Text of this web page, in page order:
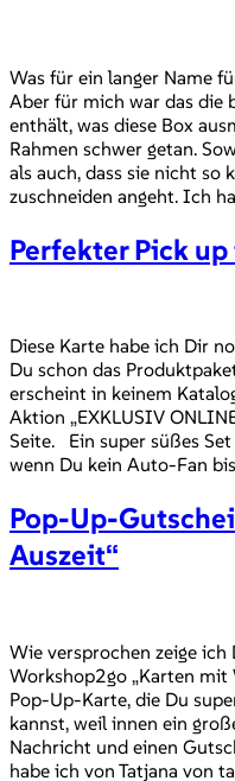
Was für ein langer Name
Aber für mich war das die
enthält, was diese Box
Rahmen schwer getan.
als auch, dass sie nicht so
zuschneiden angeht. Ich
Perfekter Pick up
Diese Karte habe ich Dir
Du schon das
erscheint in keinem
Aktion „EXKLUSIV
Seite. Ein super süßes
wenn Du kein Auto-Fan
Pop-Up-
Auszeit“
Wie versprochen zeige
Workshop2go „Karten mit
Pop-Up-Karte, die Du
kannst, weil innen ein
Nachricht und einen
habe ich von Tatjana von